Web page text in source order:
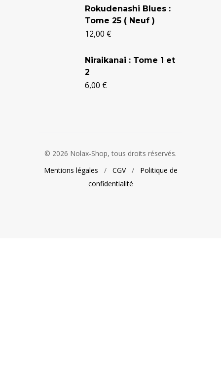
Rokudenashi Blues :
Tome 25 ( Neuf )
12,00 €
Niraikanai : Tome 1 et
2
6,00 €
© 2026 Nolax-Shop, tous droits réservés.
Mentions légales / CGV/ Politique de
confidentialité